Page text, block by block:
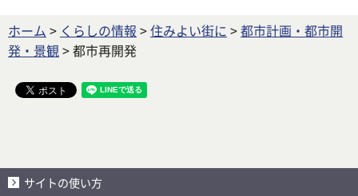
ホーム > くらしの情報 >住みよい街に >都市計画・都市開
発・景観> 都市再開発
サイトの使い方